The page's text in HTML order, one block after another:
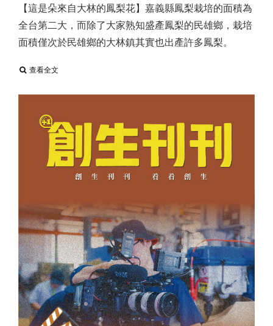
【這是朵來自大林的鳳梨花】 ​ 嘉義縣鳳梨栽培的面積為
全台第二大，而除了大家熟知盛產鳳梨的民雄鄉，栽培
面積僅次於民雄鄉的大林鎮其實也出產許多鳳梨。 ​
查看全文